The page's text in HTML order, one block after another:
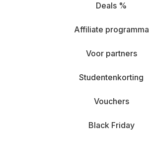
Deals %
Affiliate programma
Voor partners
Studentenkorting
Vouchers
Black Friday